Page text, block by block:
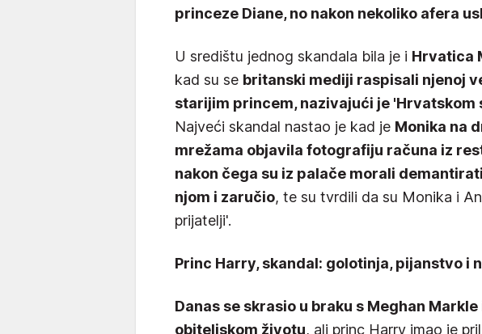
princeze Diane, no nakon nekoliko afera
U središtu jednog skandala bila je i Hrvatica
kad su se britanski mediji raspisali njenoj
starijim princem, nazivajući je 'Hrvatskom
Najveći skandal nastao je kad je Monika na
mrežama objavila fotografiju računa iz
nakon čega su iz palače morali
njom i zaručio, te su tvrdili da su Monika i
prijatelji'.
Princ Harry, skandal: golotinja, pijanstvo i
Danas se skrasio u braku s Meghan
obiteljskom životu, ali princ Harry imao je